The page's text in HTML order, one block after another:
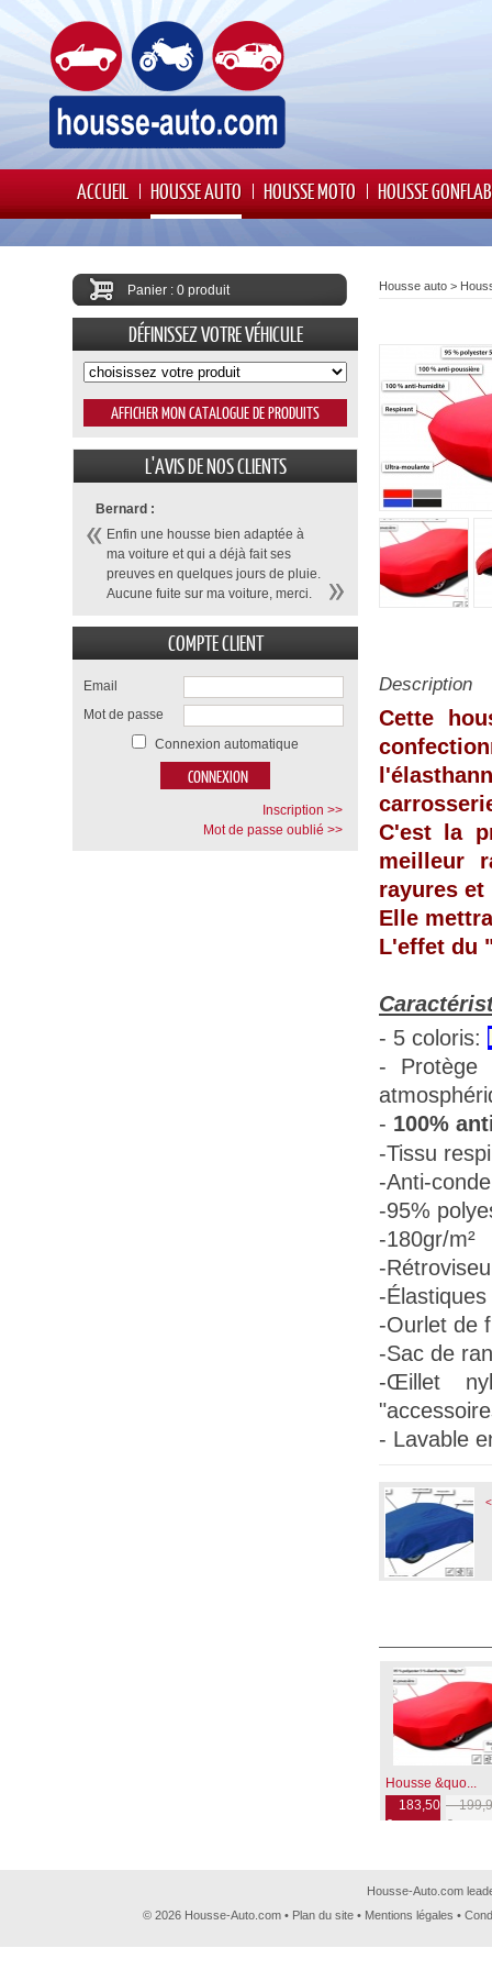
ACCUEIL HOUSSE AUTO HOUSSE MOTO HOUSSE
Housse auto >
Description
Cette
C'est la
meilleur
rayures
Elle
L'effet du
- 5 coloris:
-
- 100%
-Tissu
-Anti-
-95%
-180gr/m²
-
-
-Ourlet de
-Sac de
-Œillet
- Lavable
Housse &quo...
183,50
€
€
Panier : 0 produit
DÉFINISSEZ VOTRE VÉHICULE
L'AVIS DE NOS CLIENTS
Bernard :
Enfin une housse bien adaptée à
ma voiture et qui a déjà fait ses
preuves en quelques jours de pluie.
Aucune fuite sur ma voiture, merci.
COMPTE CLIENT
Email
Mot de passe
Connexion automatique
Inscription >>
Mot de passe oublié >>
Housse-Auto.com
© 2026 Housse-Auto.com • Plan du site • Mentions légales •